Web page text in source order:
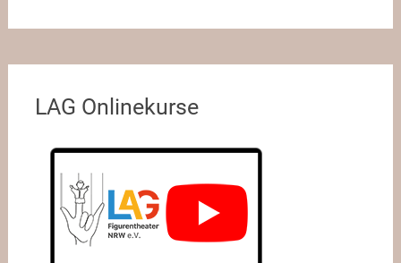
LAG Onlinekurse